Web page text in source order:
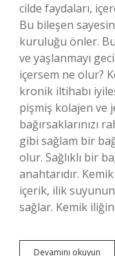
cilde faydaları,
Bu bileşen
kuruluğu önler.
ve yaşlanmayı
içersem ne olur?
kronik iltihabı
pişmiş kolajen ve
bağırsaklarınızı
gibi sağlam bir
olur. Sağlıklı bir
anahtarıdır.
içerik, ilik
sağlar. Kemik
Devamını okuyun